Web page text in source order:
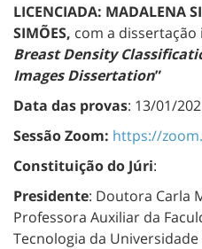
LICENCIADA: MADALENA
SIMÕES, com a
Breast Density
Images Dissertation”
Data das provas: 13/
Sessão Zoom: https://
Constituição do Júri:
Presidente: Doutora Carla
Professora Auxiliar da
Tecnologia da Universidade